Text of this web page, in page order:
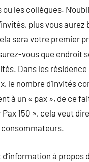
les collègues.
plus vous aurez
sera votre premier
vous que endroit
Dans les résidence
le nombre d’invités
à un « pax », de ce
150 », cela veut
à propos